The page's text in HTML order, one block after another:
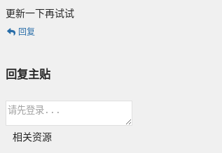
更新一下再试试
回复
回复主贴
相关资源